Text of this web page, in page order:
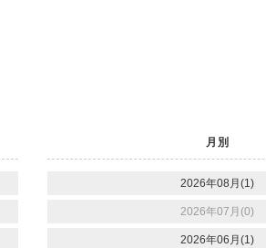
月別
2026年08月(1)
2026年07月(0)
2026年06月(1)